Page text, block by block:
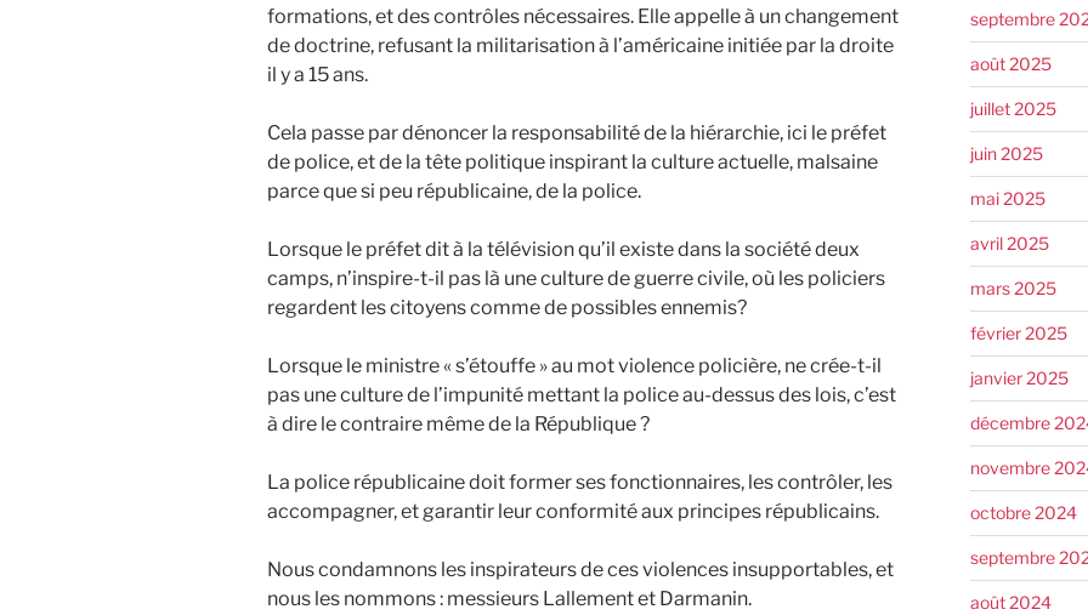
formations, et des contrôles nécessaires. Elle appelle à un changement
de doctrine, refusant la militarisation à l’américaine initiée par la droite
il y a 15 ans.
Cela passe par dénoncer la responsabilité de la hiérarchie, ici le préfet
de police, et de la tête politique inspirant la culture actuelle, malsaine
parce que si peu républicaine, de la police.
Lorsque le préfet dit à la télévision qu’il existe dans la société deux
camps, n’inspire-t-il pas là une culture de guerre civile, où les policiers
regardent les citoyens comme de possibles ennemis?
Lorsque le ministre « s’étouffe » au mot violence policière, ne crée-t-il
pas une culture de l’impunité mettant la police au-dessus des lois, c’est
à dire le contraire même de la République ?
La police républicaine doit former ses fonctionnaires, les contrôler, les
accompagner, et garantir leur conformité aux principes républicains.
Nous condamnons les inspirateurs de ces violences insupportables, et
nous les nommons : messieurs Lallement et Darmanin.
septembre
août 2025
juillet 2025
juin 2025
mai 2025
avril 2025
mars 2025
février 2025
janvier 2025
décembre
novembre
octobre 2024
septembre
août 2024